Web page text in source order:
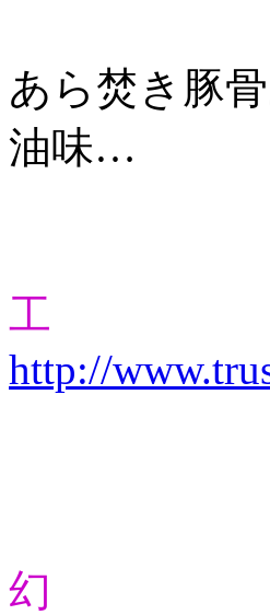
あら焚
あら焚き豚
油味…
工
http://
サッポ
幻